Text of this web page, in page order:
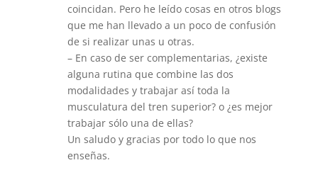
coincidan. Pero he leído cosas en otros blogs
que me han llevado a un poco de confusión
de si realizar unas u otras.
– En caso de ser complementarias, ¿existe
alguna rutina que combine las dos
modalidades y trabajar así toda la
musculatura del tren superior? o ¿es mejor
trabajar sólo una de ellas?
Un saludo y gracias por todo lo que nos
enseñas.